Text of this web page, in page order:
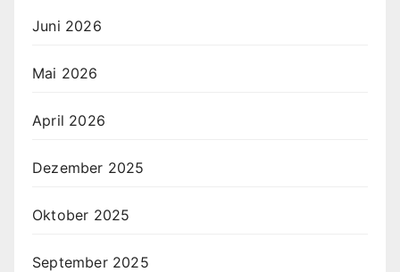
Juni 2026
Mai 2026
April 2026
Dezember 2025
Oktober 2025
September 2025